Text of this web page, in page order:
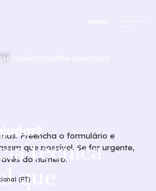
soluções
técnica
que
Preencha o formulário e
que possível. Se for urgente,
do número:
(PT)